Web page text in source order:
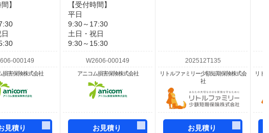
】
損害保険株式会社
見積り
【受付時間】
平日
9:30～17:30
土日・祝日
9:30～15:30
アニコム損害保険株式会社
お見積り
リトルファミリー少額短期保険株式会
社
お見積り
リト